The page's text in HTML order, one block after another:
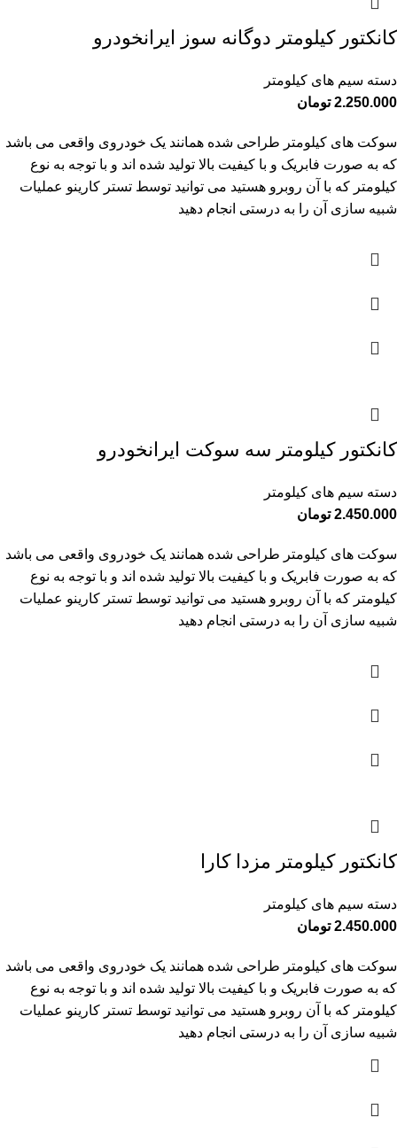
کانکتور کیلومتر دوگانه سوز ایرانخودرو
دسته سیم های کیلومتر
2.250.000 تومان
سوکت های کیلومتر طراحی شده همانند یک خودروی واقعی می باشد
که به صورت فابریک و با کیفیت بالا تولید شده اند و با توجه به نوع
کیلومتر که با آن روبرو هستید می توانید توسط تستر کارینو عملیات
شبیه سازی آن را به درستی انجام دهید
کانکتور کیلومتر سه سوکت ایرانخودرو
دسته سیم های کیلومتر
2.450.000 تومان
سوکت های کیلومتر طراحی شده همانند یک خودروی واقعی می باشد
که به صورت فابریک و با کیفیت بالا تولید شده اند و با توجه به نوع
کیلومتر که با آن روبرو هستید می توانید توسط تستر کارینو عملیات
شبیه سازی آن را به درستی انجام دهید
کانکتور کیلومتر مزدا کارا
دسته سیم های کیلومتر
2.450.000 تومان
سوکت های کیلومتر طراحی شده همانند یک خودروی واقعی می باشد
که به صورت فابریک و با کیفیت بالا تولید شده اند و با توجه به نوع
کیلومتر که با آن روبرو هستید می توانید توسط تستر کارینو عملیات
شبیه سازی آن را به درستی انجام دهید